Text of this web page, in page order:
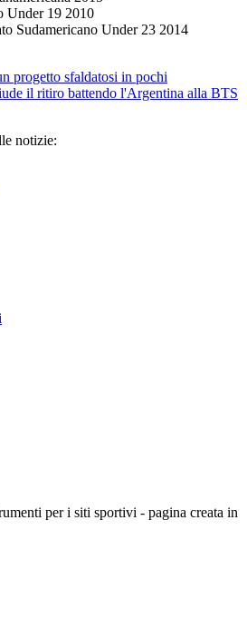
Under 19 2010
Sudamericano Under 23 2014
progetto sfaldatosi in pochi
il ritiro battendo l'Argentina alla BTS
notizie:
per i siti sportivi - pagina creata in